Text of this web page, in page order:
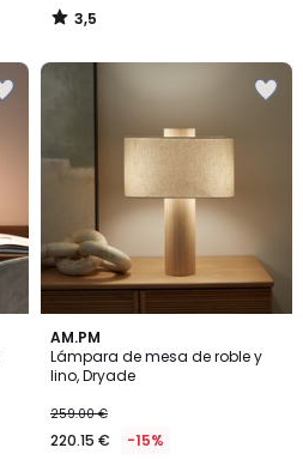
3,5
/
AM.PM
Lámpara de mesa de roble y
lino, Dryade
259.00 €
220.15 € -15%